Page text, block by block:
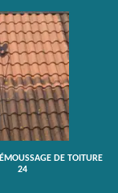
DE TOITURE
24